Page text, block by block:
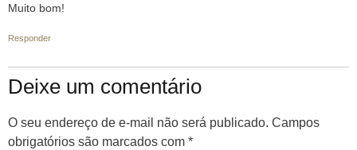
Muito bom!
Responder
Deixe um comentário
O seu endereço de e-mail não será publicado. Campos
obrigatórios são marcados com *